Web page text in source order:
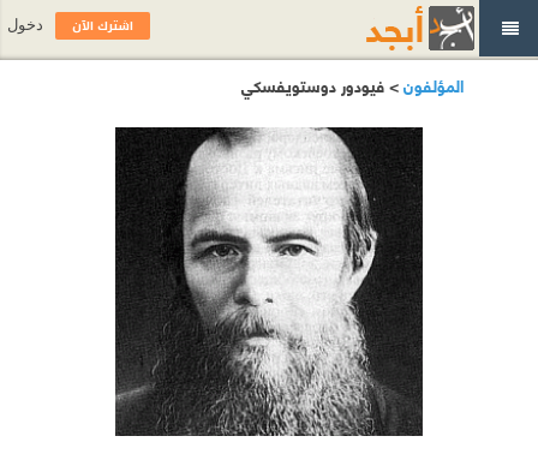
المؤلفون> فيودور دوستويفسكي
اشترك الآن دخول